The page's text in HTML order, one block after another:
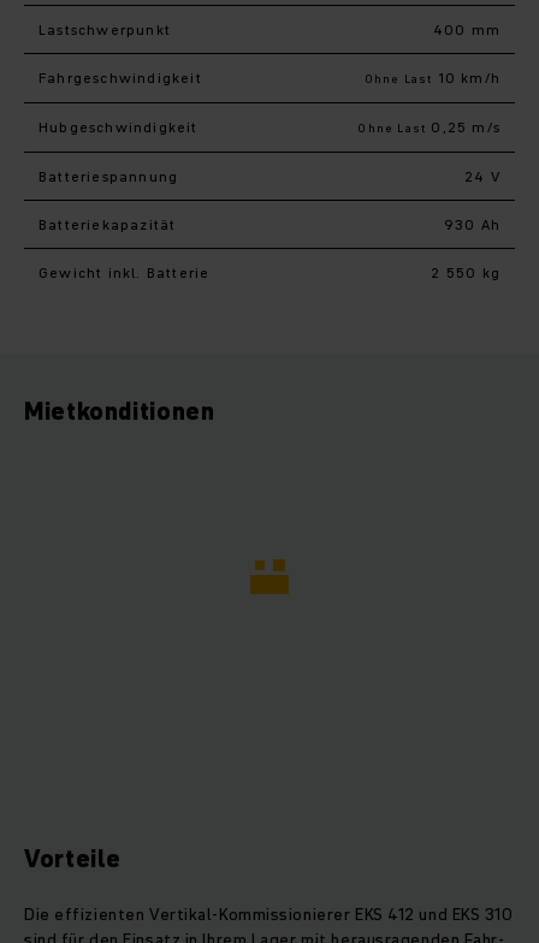
Last­schwerpunkt 400 mm
Fahr­geschwindigkeit Ohne Last 10 km/h
Hub­geschwindigkeit Ohne Last 0,25 m/s
Batteriespannung 24 V
Batteriekapazität 930 Ah
Gewicht inkl. Batterie 2 550 kg
Mietkonditionen
Vorteile
Die effizienten Vertikal-Kommissionierer EKS 412 und EKS 310